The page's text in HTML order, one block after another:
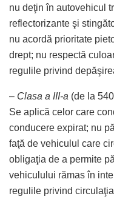
nu deţin în autovehicul
reflectorizante şi
nu acordă prioritate
drept; nu respectă
regulile privind
– Clasa a III-a (de la
Se aplică celor care
conducere expirat; nu
faţă de vehiculul care
obligaţia de a permite
vehiculului rămas în
regulile privind